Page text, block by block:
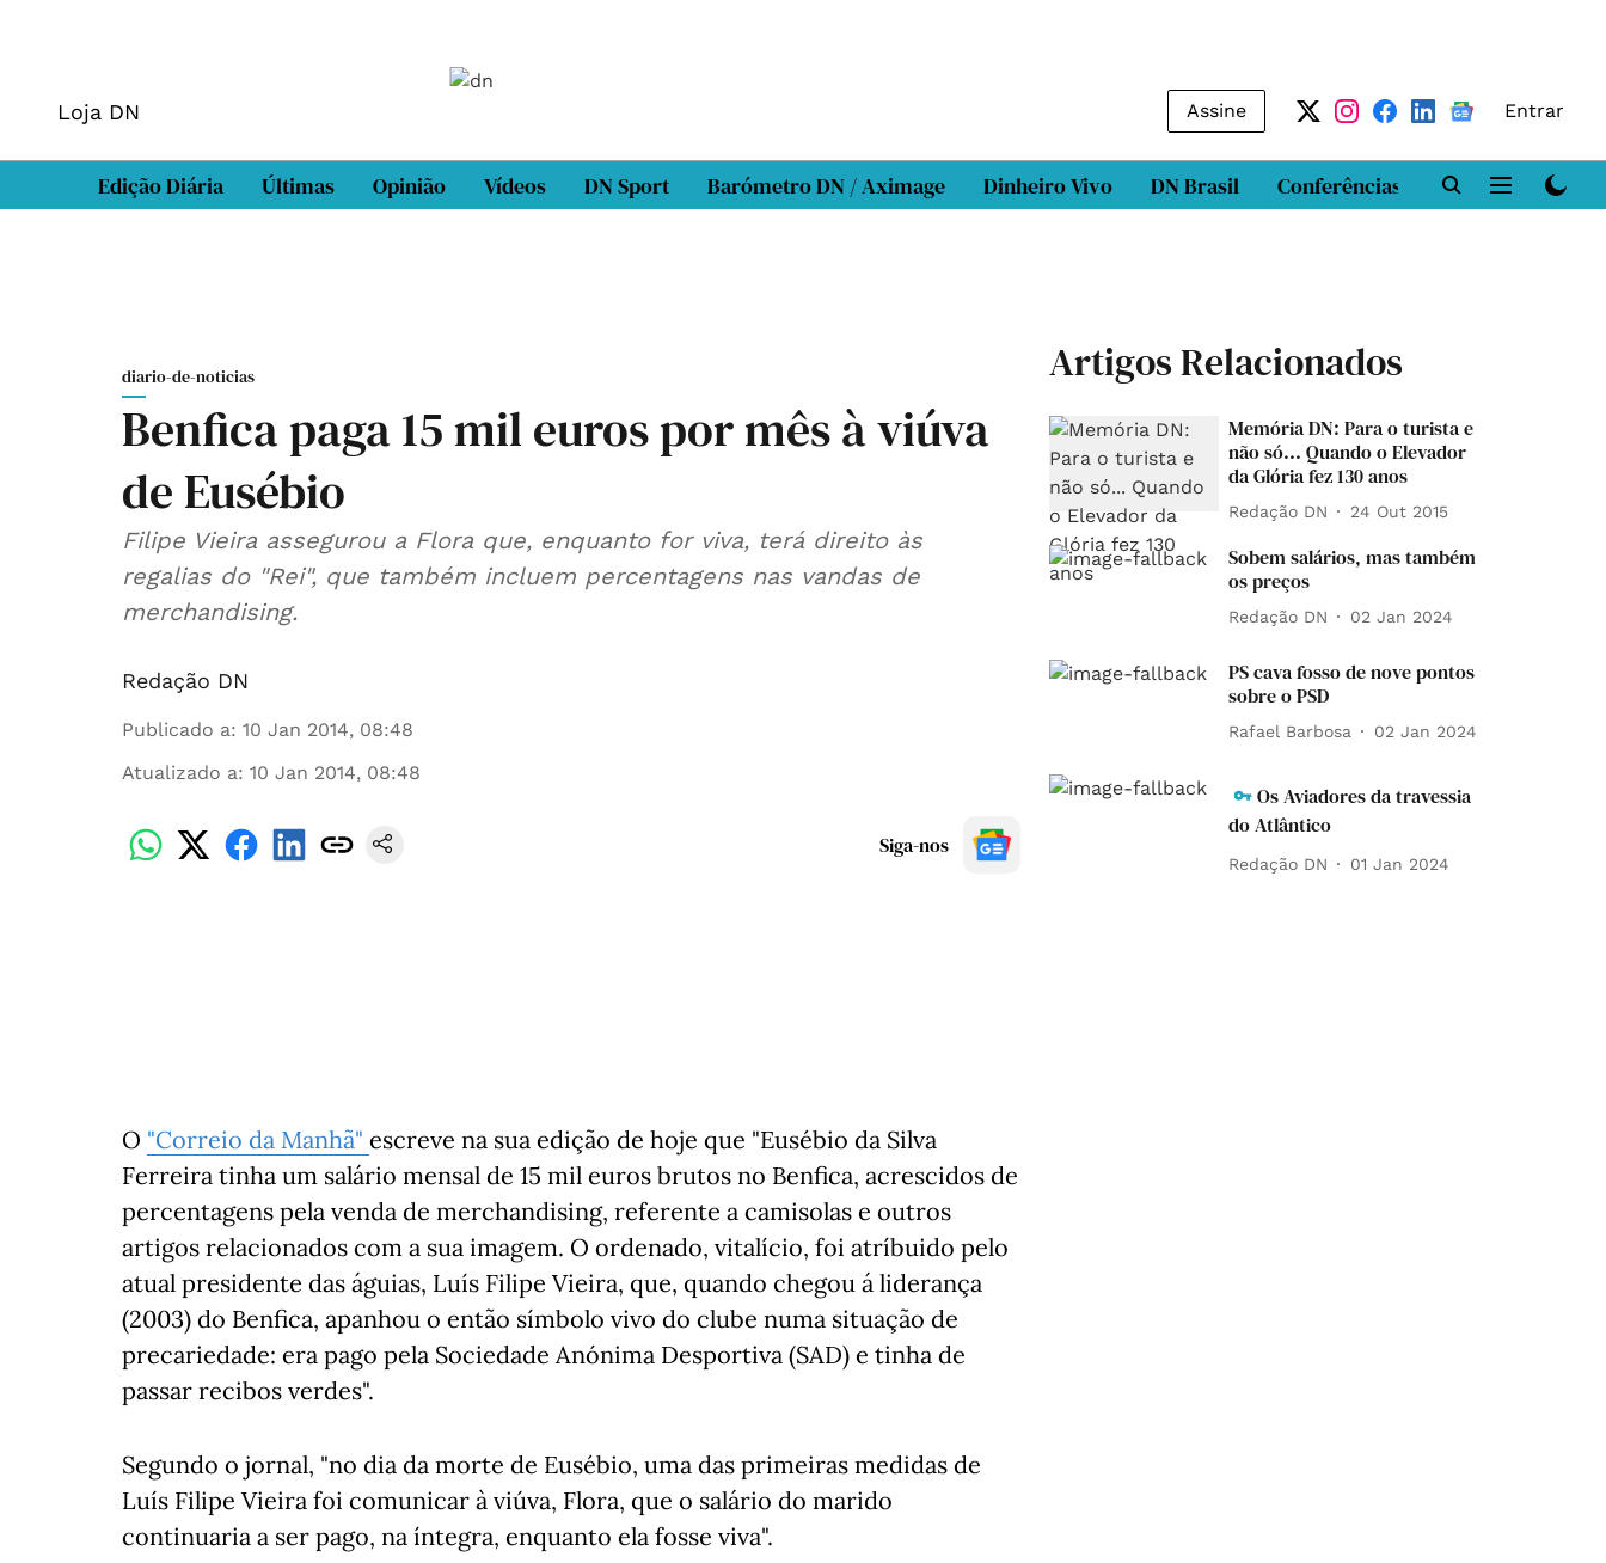
Loja DN Assine Entrar
Edição Diária Últimas Opinião Vídeos DN Sport Barómetro DN / Aximage Dinheiro Vivo DN Brasil Conferências DN LAB
diario-de-noticias
Benfica paga 15 mil euros por mês à viúva
de Eusébio
Filipe Vieira assegurou a Flora que, enquanto for viva, terá direito às
regalias do "Rei", que também incluem percentagens nas vandas de
merchandising.
Redação DN
Publicado a: 10 Jan 2014, 08:48
Atualizado a: 10 Jan 2014, 08:48
Siga-nos
O "Correio da Manhã" escreve na sua edição de hoje que "Eusébio da Silva
Ferreira tinha um salário mensal de 15 mil euros brutos no Benfica, acrescidos de
percentagens pela venda de merchandising, referente a camisolas e outros
artigos relacionados com a sua imagem. O ordenado, vitalício, foi atríbuido pelo
atual presidente das águias, Luís Filipe Vieira, que, quando chegou á liderança
(2003) do Benfica, apanhou o então símbolo vivo do clube numa situação de
precariedade: era pago pela Sociedade Anónima Desportiva (SAD) e tinha de
passar recibos verdes".
Segundo o jornal, "no dia da morte de Eusébio, uma das primeiras medidas de
Luís Filipe Vieira foi comunicar à viúva, Flora, que o salário do marido
continuaria a ser pago, na íntegra, enquanto ela fosse viva".
Artigos Relacionados
Memória DN: Para o turista e
não só... Quando o Elevador
da Glória fez 130 anos
Redação DN 24 Out 2015
Sobem salários, mas também
os preços
Redação DN 02 Jan 2024
PS cava fosso de nove pontos
sobre o PSD
Rafael Barbosa 02 Jan 2024
Os Aviadores da travessia
do Atlântico
Redação DN 01 Jan 2024